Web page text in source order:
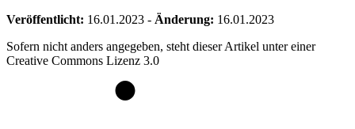
Veröffentlicht: 16.01.2023 - Änderung: 16.01.2023
Sofern nicht anders angegeben, steht dieser Artikel unter einer
Creative Commons Lizenz 3.0